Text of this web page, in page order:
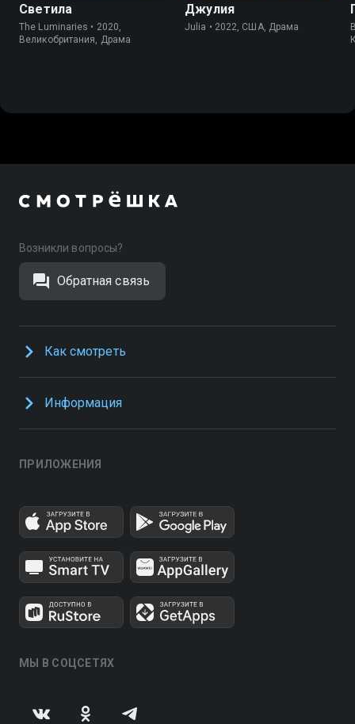
Светила
The Luminaries • 2020,
Великобритания, Драма
Джулия
Julia • 2022, США, Драма
Возникли вопросы?
Обратная связь
Как смотреть
Информация
ПРИЛОЖЕНИЯ
МЫ В СОЦСЕТЯХ